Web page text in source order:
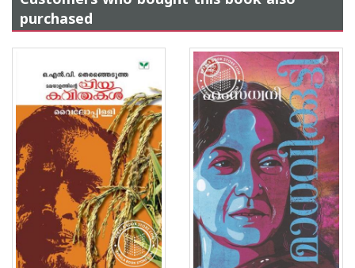
purchased